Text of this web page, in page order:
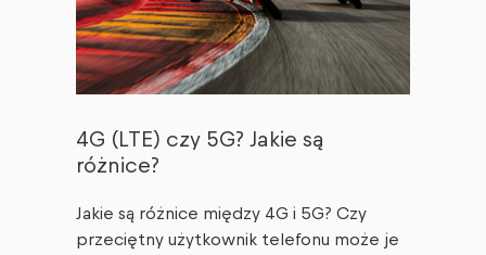
4G (LTE) czy 5G? Jakie są
różnice?
Jakie są różnice między 4G i 5G? Czy
przeciętny użytkownik telefonu może je